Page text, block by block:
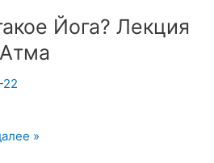
Йога? Лекция
22
»